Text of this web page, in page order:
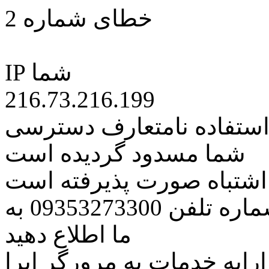
خطای شماره 2
IP شما
216.73.216.199
نامتعارف دسترسی
شما مسدود گردیده است
اشتباه صورت پذیرفته است
مراتب این مسئله را از طریق شماره تلفن 09353273300 به
ما اطلاع دهید
خدمات به مرورگر اپرا